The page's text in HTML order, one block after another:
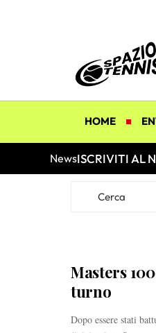
HOME
NewsISCRIVITI AL
Masters
turno
Dopo essere stati